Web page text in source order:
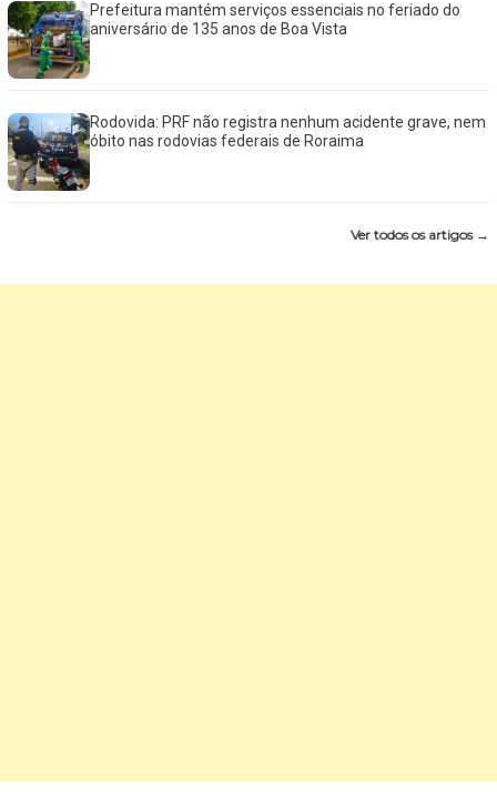
Prefeitura mantém serviços essenciais no feriado do
aniversário de 135 anos de Boa Vista
Rodovida: PRF não registra nenhum acidente grave, nem
óbito nas rodovias federais de Roraima
Ver todos os artigos →